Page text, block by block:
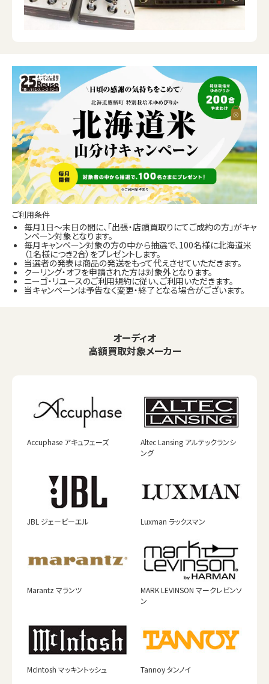
ご利用条件
毎月1日～末日の間に、「出張・店頭買取りにてご成約の方」がキャ
ンペーン対象となります。
毎月キャンペーン対象の方の中から抽選で、100名様に北海道米
（1名様につき2合）をプレゼントします。
当選者の発表は商品の発送をもって代えさせていただきます。
クーリング・オフを申請された方は対象外となります。
ニーゴ・リユースのご利用規約に従い、ご利用いただきます。
当キャンペーンは予告なく変更・終了となる場合がございます。
オーディオ
高額買取対象メーカー
Accuphase アキュフェーズ
Altec Lansing アルテックランシ
ング
JBL ジェービーエル Luxman ラックスマン
Marantz マランツ
MARK LEVINSON マークレビンソ
ン
McIntosh マッキントッシュ Tannoy タンノイ